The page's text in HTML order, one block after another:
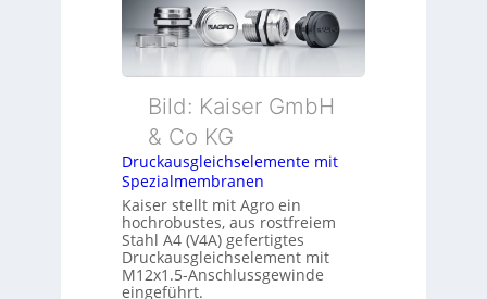
Bild: Kaiser GmbH
& Co KG
Druckausgleichselemente mit
Spezialmembranen
Kaiser stellt mit Agro ein
hochrobustes, aus rostfreiem
Stahl A4 (V4A) gefertigtes
Druckausgleichselement mit
M12x1.5-Anschlussgewinde
eingeführt.